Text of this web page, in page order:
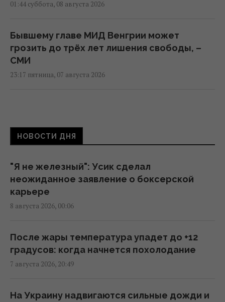
01:44 суббота, 08 августа 2026
Бывшему главе МИД Венгрии может
грозить до трёх лет лишения свободы, –
СМИ
23:17 пятница, 07 августа 2026
СМИ
22:33 пятница, 07 августа 2026
Россия намерена окончательно
аннексировать часть Грузии, – страны
НАТО
Во время визитов Путина в регионы на АЗС
появляется много дешевого бензина, - Le
НОВОСТИ ДНЯ
"Я не железный": Усик сделал
неожиданное заявление о боксерской
карьере
8 августа 2026, 00:06
После жары температура упадет до +12
градусов: когда начнется похолодание
7 августа 2026, 20:49
На Украину надвигаются сильные дожди и